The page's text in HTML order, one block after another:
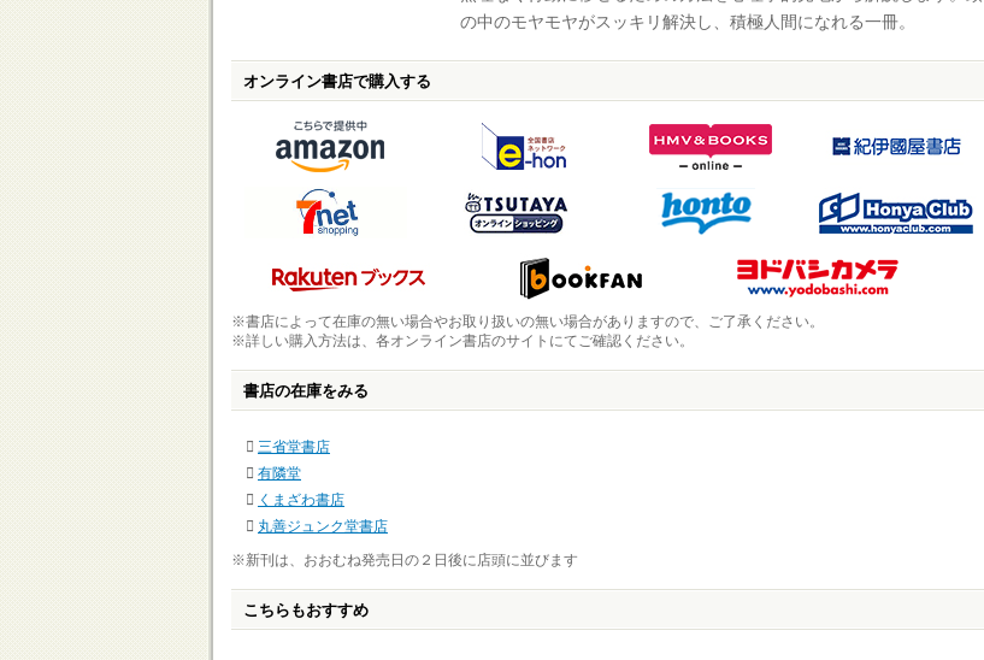
の中のモヤモヤがスッキリ解決し、積極人間になれる一冊。
オンライン書店で購入する
※書店によって在庫の無い場合やお取り扱いの無い場合がありますので、ご了承ください。
※詳しい購入方法は、各オンライン書店のサイトにてご確認ください。
書店の在庫をみる
三省堂書店
有隣堂
くまざわ書店
丸善ジュンク堂書店
※新刊は、おおむね発売日の２日後に店頭に並びます
こちらもおすすめ